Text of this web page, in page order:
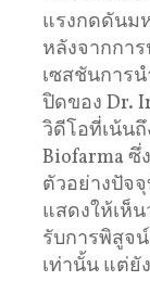
แรงกดดันม
หลังจากกา
เซสชันการ
ปิดของ Dr.
วิดีโอที่เน้น
Biofarma ซึ่
ตัวอย่างปัจ
แสดงให้เห็
รับการพิสูจ
เท่านั้น แต่ยั